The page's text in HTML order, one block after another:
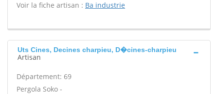
Voir la fiche artisan : Ba industrie
Uts Cines, Decines charpieu, D�cines-charpieu
Artisan
Département: 69
Pergola Soko -